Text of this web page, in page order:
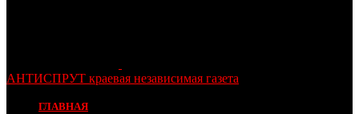
АНТИСПРУТ краевая независимая газета
ГЛАВНАЯ